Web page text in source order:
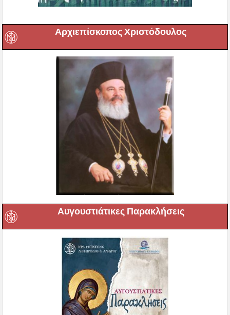
Αρχιεπίσκοπος Χριστόδουλος
Αυγουστιάτικες Παρακλήσεις